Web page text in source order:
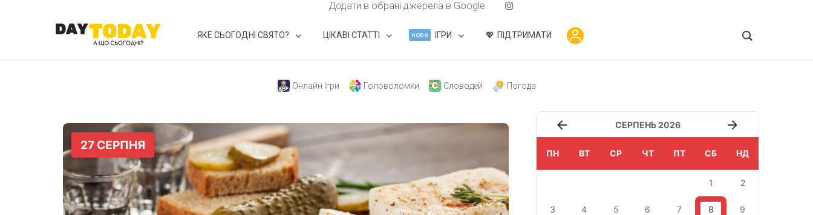
Додати в обрані джерела в Google
ЯКЕ СЬОГОДНІ СВЯТО? ЦІКАВІ СТАТТІ нове ІГРИ ПІДТРИМАТИ
Онлайн Ігри Головоломки Словодей Погода
СЕРПЕНЬ 2026
ПН ВТ СР ЧТ ПТ СБ НД
1 2
3 4 5 6 7 8 9